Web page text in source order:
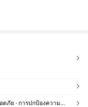
มีบริการเก็บเงินปลายทาง · การชำระเงินที่ปลอดภัย · การปกป้องความเป็นส่วนตัว